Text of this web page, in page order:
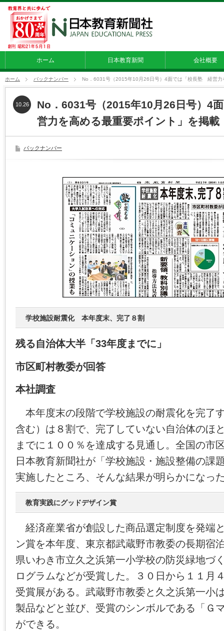
ホーム 日本教育新聞 会社概要
ホーム バックナンバー No．6031号（2015年10月26日号）4面では「校長塾 経営力
No．6031号（2015年10月26日号）4
営力を高める最重要ポイント」を掲載
10.26
バックナンバー
学校施設耐震化 本年度末、完了８割
残る自治体大半「33年度までに」
市区町村教委が回答
本社調査
本年度末の段階で学校施設の耐震化を完了
含む）は８割で、完了していない自治体のほ
までに１００％を達成する見通し。全国の市
日本教育新聞社が「学校施設・施設整備の課
実施したところ、そんな結果が明らかになっ
教育実践にグッドデザイン賞
経済産業省が創設した商品選定制度を発端
ン賞を本年度、東京都武蔵野市教委の長期宿
県いわき市立久之浜第一小学校の防災緑地づ
ログラムなどが受賞した。３０日から１１月
受賞展がある。武蔵野市教委と久之浜第一小
製品などと並び、受賞のシンボルである「Ｇ
ができる。